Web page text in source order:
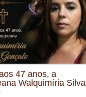
47 anos, a
Walquimíria Silva